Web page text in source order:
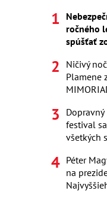
ročného
spúšťať
Ničivý
Plamene
festival
všetkých
Péter
na